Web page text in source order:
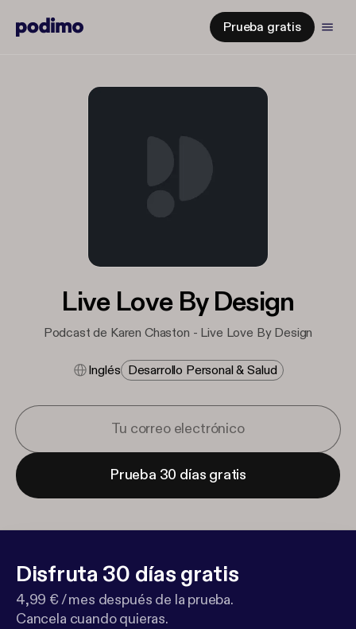
Prueba gratis
Live Love By Design
Podcast de Karen Chaston - Live Love By Design
Inglés Desarrollo Personal & Salud
Prueba 30 días gratis
Disfruta 30 días gratis
4,99 € / mes después de la prueba.
Cancela cuando quieras.